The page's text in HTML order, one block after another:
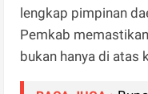
lengkap pimpinan
Pemkab
bukan hanya di atas